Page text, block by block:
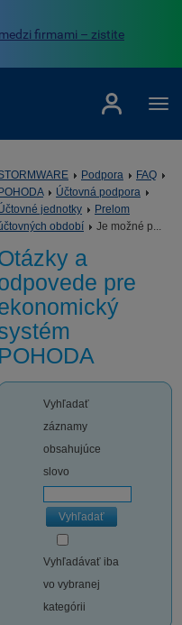
firmami – zistite
Podpora
FAQ
POHODA
Účtovná podpora
jednotky
Prelom
období
Je možné p...
a
pre
POHODA
Vyhľadať
záznamy
obsahujúce
slovo
Vyhľadať
Vyhľadávať iba
vo vybranej
kategórii